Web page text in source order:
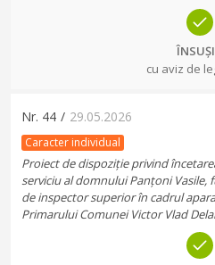
cu aviz de
Nr. 44 / 29.05.2026
Caracter individual
Proiect de dispoziție privind
serviciu al domnului Panțoni Vasile,
de inspector superior în cadrul
Primarului Comunei Victor Vlad